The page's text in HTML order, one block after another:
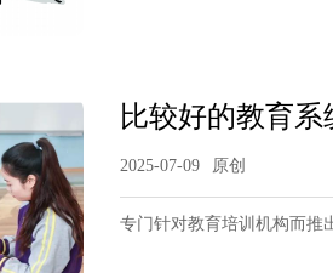
比较好的教育
2025-07-09 原创
专门针对教育培训机构而推